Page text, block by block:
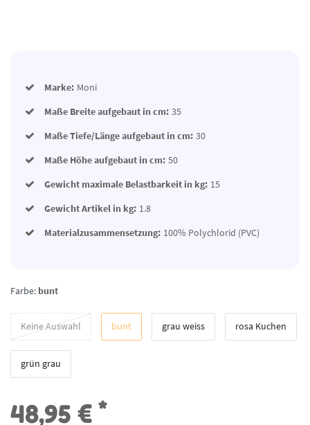
Marke: Moni
Maße Breite aufgebaut in cm: 35
Maße Tiefe/Länge aufgebaut in cm: 30
Maße Höhe aufgebaut in cm: 50
Gewicht maximale Belastbarkeit in kg: 15
Gewicht Artikel in kg: 1.8
Materialzusammensetzung: 100% Polychlorid (PVC)
Farbe: bunt
Keine Auswahl bunt grau weiss rosa Kuchen
grün grau
48,95 € *